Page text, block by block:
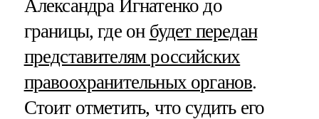
Александра Игнатенко до
границы, где он будет передан
представителям российских
правоохранительных органов.
Стоит отметить, что судить его